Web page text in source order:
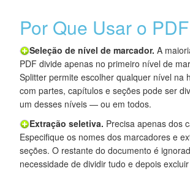
Por Que Usar o
Seleção de nível de marcador. A
PDF divide apenas no primeiro nível de
Splitter permite escolher qualquer nível na
com partes, capítulos e seções pode ser
um desses níveis — ou em todos.
Extração seletiva. Precisa apenas dos
Especifique os nomes dos marcadores e
seções. O restante do documento é
necessidade de dividir tudo e depois